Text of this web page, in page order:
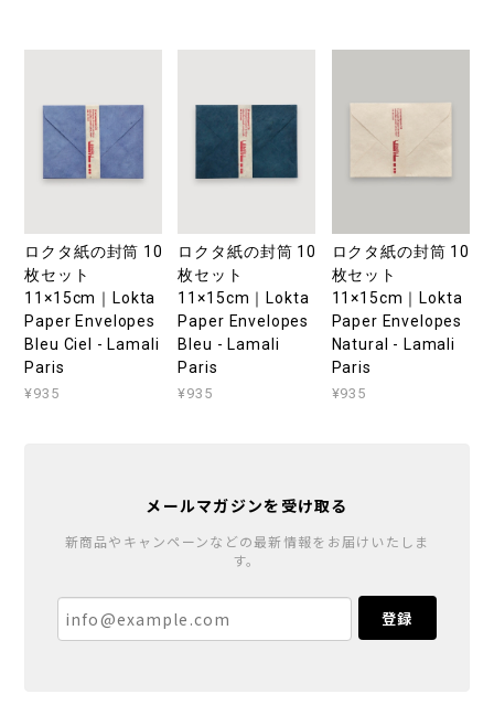
ロクタ紙の封筒 10
枚セット
11×15cm｜Lokta
Paper Envelopes
Bleu Ciel - Lamali
Paris
¥935
ロクタ紙の封筒 10
枚セット
11×15cm｜Lokta
Paper Envelopes
Bleu - Lamali
Paris
¥935
ロクタ紙の封筒 10
枚セット
11×15cm｜Lokta
Paper Envelopes
Natural - Lamali
Paris
¥935
メールマガジンを受け取る
新商品やキャンペーンなどの最新情報をお届けいたしま
す。
登録